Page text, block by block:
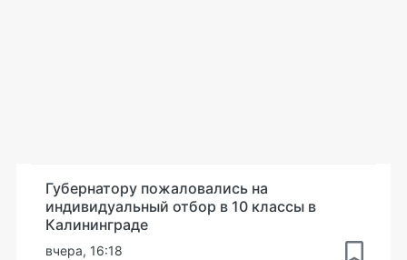
Губернатору пожаловались на
индивидуальный отбор в 10 классы в
Калининграде
вчера, 16:18